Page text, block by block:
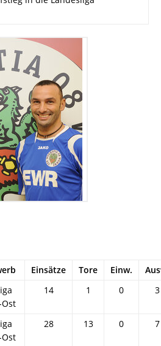
Einsätze Tore Einw.
14 1 0 3
28 13 0 7